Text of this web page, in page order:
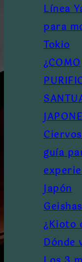
Línea
para
Tokio
¿COMO
guía
Japón
¿Kioto
Dónde